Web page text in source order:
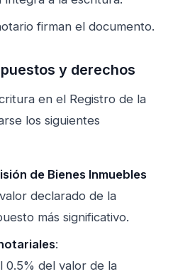
firman el documento.
y derechos
en el Registro de la
los siguientes
de Bienes Inmuebles
declarado de la
más significativo.
:
0.5% del valor de la